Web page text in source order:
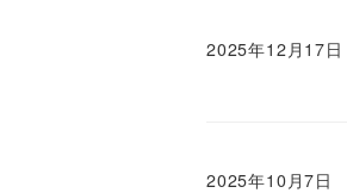
2025年12月17日
2025年10月7日